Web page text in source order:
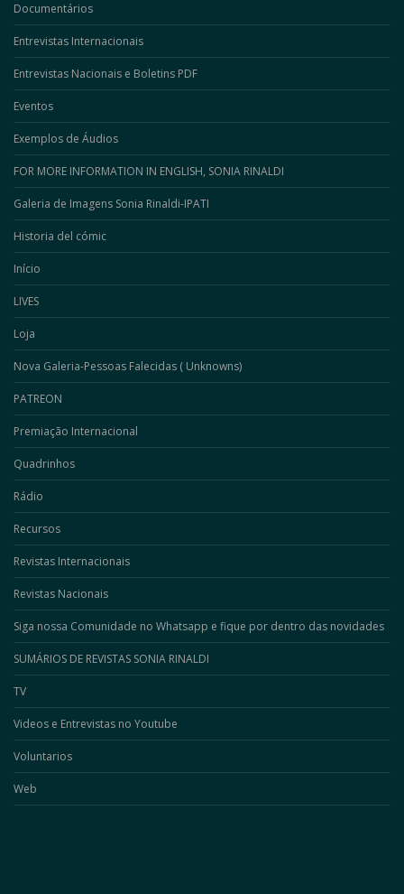
Documentários
Entrevistas Internacionais
Entrevistas Nacionais e Boletins PDF
Eventos
Exemplos de Áudios
FOR MORE INFORMATION IN ENGLISH, SONIA RINALDI
Galeria de Imagens Sonia Rinaldi-IPATI
Historia del cómic
Início
LIVES
Loja
Nova Galeria-Pessoas Falecidas ( Unknowns)
PATREON
Premiação Internacional
Quadrinhos
Rádio
Recursos
Revistas Internacionais
Revistas Nacionais
Siga nossa Comunidade no Whatsapp e fique por dentro das novidades
SUMÁRIOS DE REVISTAS SONIA RINALDI
TV
Videos e Entrevistas no Youtube
Voluntarios
Web